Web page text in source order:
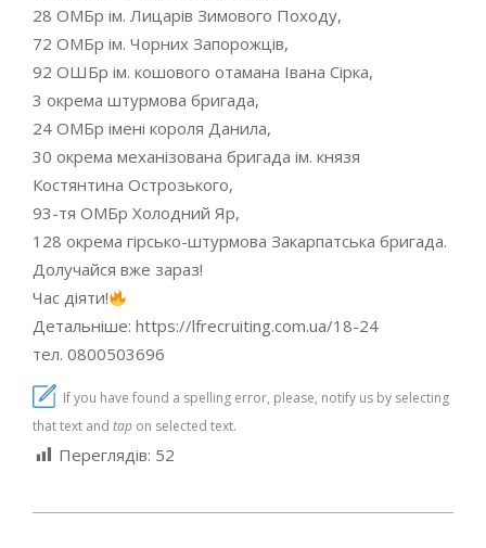
28 ОМБр ім. Лицарів Зимового Походу,
72 ОМБр ім. Чорних Запорожців,
92 ОШБр ім. кошового отамана Івана Сірка,
3 окрема штурмова бригада,
24 ОМБр імені короля Данила,
30 окрема механізована бригада ім. князя
Костянтина Острозького,
93-тя ОМБр Холодний Яр,
128 окрема гірсько-штурмова Закарпатська бригада.
Долучайся вже зараз!
Час діяти!
Детальніше: https://lfrecruiting.com.ua/18-24
тел. 0800503696
If you have found a spelling error, please, notify us by selecting
that text and tap on selected text.
Переглядів: 52